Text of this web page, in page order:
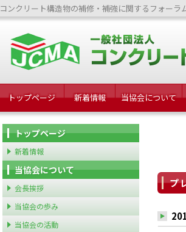
コンクリート構造物の補修・補強に関するフォー
トップページ 新着情報 当協会について
プ
トップページ
新着情報
当協会について
会長挨拶
当協会の歩み
当協会の活動